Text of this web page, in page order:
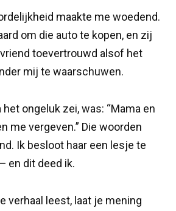
maakte me woedend.
om die auto te kopen, en zij
toevertrouwd alsof het
mij te waarschuwen.
ongeluk zei, was: “Mama en
me vergeven.” Die woorden
Ik besloot haar een lesje te
en dit deed ik.
verhaal leest, laat je mening